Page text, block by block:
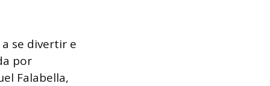
se divertir e
por
Falabella,